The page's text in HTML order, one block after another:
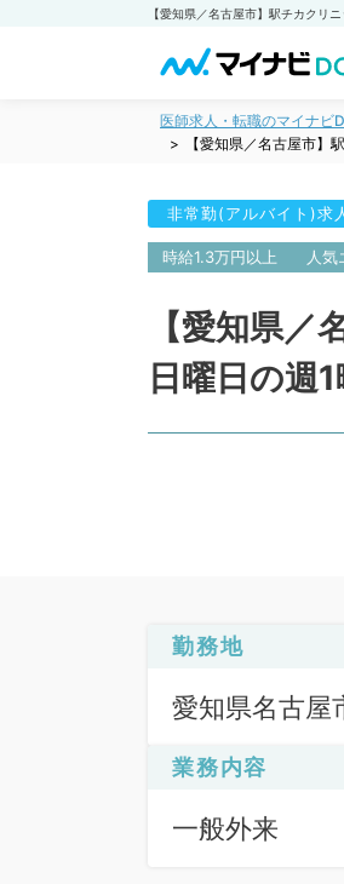
医師求人・転職のマイナビ
【愛知県／名古屋市
非常勤(アルバイト)求
時給1.3万円以上 人気
【愛知県
日曜日の週
勤務地
愛知県名古屋
業務内容
一般外来